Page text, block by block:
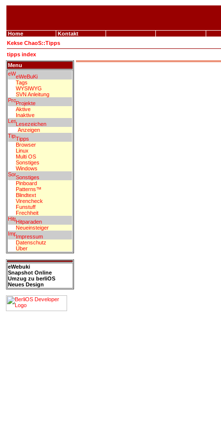
Home
Kontakt
Kekse ChaoS::Tipps
tipps index
Menu
eWeBuKi
Tags
WYSIWYG
SVN Anleitung
Projekte
Aktive
Inaktive
Lesezeichen
Anzeigen
Tipps
Browser
Linux
Multi OS
Sonstiges
Windows
Sonstiges
Pinboard
Patterns™
Blindtext
Virencheck
Funstuff
Frechheit
Hitparaden
Neueinsteiger
Impressum
Datenschutz
Über
eWebuki
Snapshot Online
Umzug zu berliOS
Neues Design